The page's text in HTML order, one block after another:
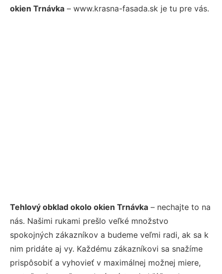
okien Trnávka – www.krasna-fasada.sk je tu pre vás.
Tehlový obklad okolo okien Trnávka – nechajte to na
nás. Našimi rukami prešlo veľké množstvo
spokojných zákazníkov a budeme veľmi radi, ak sa k
nim pridáte aj vy. Každému zákazníkovi sa snažíme
prispôsobiť a vyhovieť v maximálnej možnej miere,